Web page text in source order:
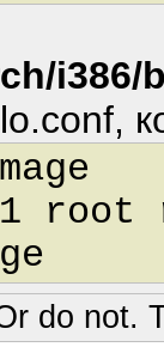
i386/
do not.